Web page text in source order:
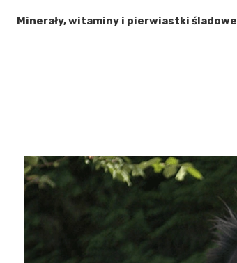
Minerały, witaminy i pierwiastki śladowe